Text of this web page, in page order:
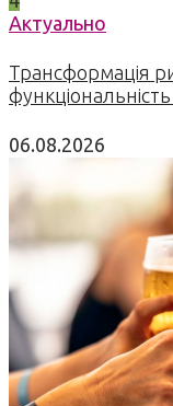
Актуально
Трансформація
06.08.2026